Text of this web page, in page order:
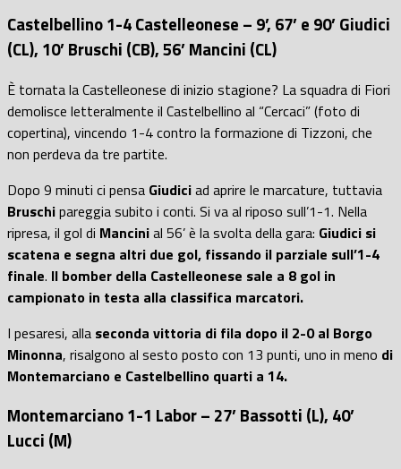
Castelbellino 1-4 Castelleonese – 9’, 67’ e 90’ Giudici
(CL), 10’ Bruschi (CB), 56’ Mancini (CL)
È tornata la Castelleonese di inizio stagione? La squadra di Fiori
demolisce letteralmente il Castelbellino al “Cercaci”(foto di
copertina), vincendo 1-4 contro la formazione di Tizzoni, che
non perdeva da tre partite.
Dopo 9 minuti ci pensa Giudiciad aprire le marcature, tuttavia
Bruschipareggia subito i conti. Si va al riposo sull’1-1. Nella
ripresa, il gol di Mancinial 56’ è la svolta della gara: Giudici si
scatena e segna altri due gol, fissando il parziale sull’1-4
finale. Il bomber della Castelleonese sale a 8 gol in
campionato in testa alla classifica marcatori.
I pesaresi, alla seconda vittoria di fila dopo il 2-0 al Borgo
Minonna, risalgono al sesto posto con 13 punti, uno in meno di
Montemarciano e Castelbellino quarti a 14.
Montemarciano 1-1 Labor – 27’ Bassotti (L), 40’
Lucci (M)